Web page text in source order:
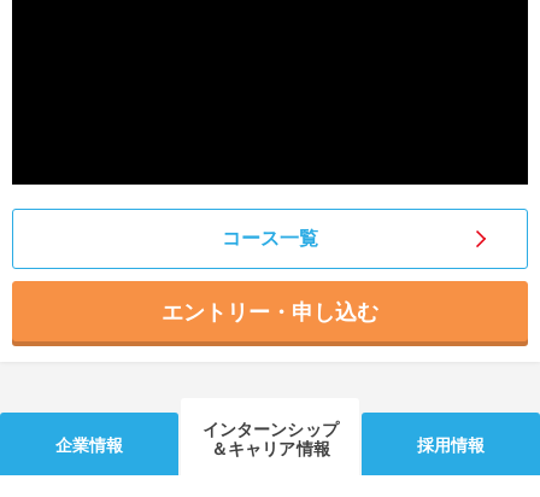
コース一覧
エントリー・申し込む
企業情報
インターンシップ
＆キャリア情報
採用情報